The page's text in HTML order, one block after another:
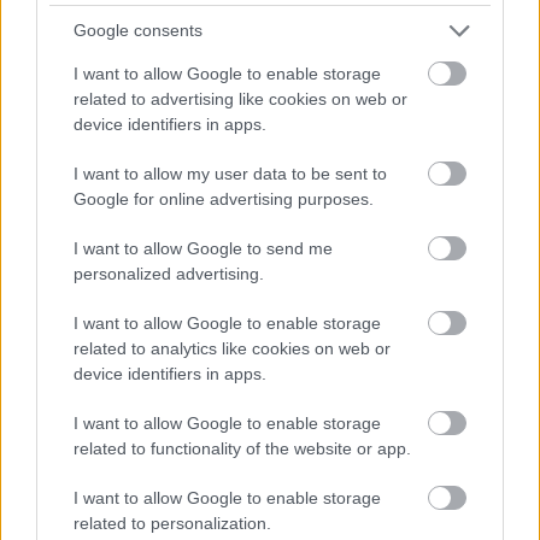
Google consents
I want to allow Google to enable storage
related to advertising like cookies on web or
device identifiers in apps.
I want to allow my user data to be sent to
Google for online advertising purposes.
I want to allow Google to send me
personalized advertising.
I want to allow Google to enable storage
related to analytics like cookies on web or
device identifiers in apps.
I want to allow Google to enable storage
related to functionality of the website or app.
I want to allow Google to enable storage
related to personalization.
Ce spune tricoul tău despre tine: ghid
vară
Greseli de igiena care iti pot strica
Inscrie-te aici :
http://www.slimexpo.ro/workshop/
Locuri limitate !
Vino alaturi de noi in 2-4 martie 2012 la Sala
Palatului din Bucuresti
www.slimexpo.ro
Urmatorul articol
Ghid anual de shopping: cum face
cumpărături o femeie deșteaptă